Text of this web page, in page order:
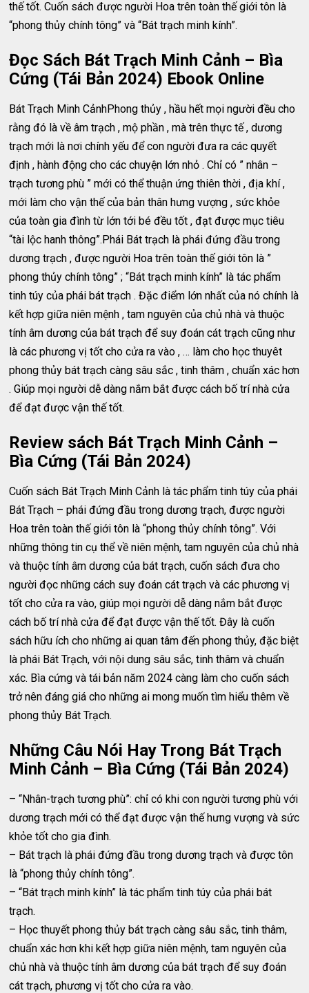
thế tốt. Cuốn sách được người Hoa trên toàn thế giới tôn là
“phong thủy chính tông” và “Bát trạch minh kính”.
Đọc Sách Bát Trạch Minh Cảnh – Bìa
Cứng (Tái Bản 2024) Ebook Online
Bát Trạch Minh CảnhPhong thủy , hầu hết mọi người đều cho
rằng đó là về âm trạch , mộ phần , mà trên thực tế , dương
trạch mới là nơi chính yếu để con người đưa ra các quyết
định , hành động cho các chuyện lớn nhỏ . Chỉ có ” nhân –
trạch tương phù ” mới có thể thuận ứng thiên thời , địa khí ,
mới làm cho vận thế của bản thân hưng vượng , sức khỏe
của toàn gia đình từ lớn tới bé đều tốt , đạt được mục tiêu
“tài lộc hanh thông”.Phái Bát trạch là phái đứng đầu trong
dương trạch , được người Hoa trên toàn thế giới tôn là ”
phong thủy chính tông” ; “Bát trạch minh kính” là tác phẩm
tinh túy của phái bát trạch . Đặc điểm lớn nhất của nó chính là
kết hợp giữa niên mệnh , tam nguyên của chủ nhà và thuộc
tính âm dương của bát trạch để suy đoán cát trạch cũng như
là các phương vị tốt cho cửa ra vào , … làm cho học thuyêt
phong thủy bát trạch càng sâu sắc , tinh thâm , chuẩn xác hơn
. Giúp mọi người dễ dàng nắm bắt được cách bố trí nhà cửa
để đạt được vận thế tốt.
Review sách Bát Trạch Minh Cảnh –
Bìa Cứng (Tái Bản 2024)
Cuốn sách Bát Trạch Minh Cảnh là tác phẩm tinh túy của phái
Bát Trạch – phái đứng đầu trong dương trạch, được người
Hoa trên toàn thế giới tôn là “phong thủy chính tông”. Với
những thông tin cụ thể về niên mệnh, tam nguyên của chủ nhà
và thuộc tính âm dương của bát trạch, cuốn sách đưa cho
người đọc những cách suy đoán cát trạch và các phương vị
tốt cho cửa ra vào, giúp mọi người dễ dàng nắm bắt được
cách bố trí nhà cửa để đạt được vận thế tốt. Đây là cuốn
sách hữu ích cho những ai quan tâm đến phong thủy, đặc biệt
là phái Bát Trạch, với nội dung sâu sắc, tinh thâm và chuẩn
xác. Bìa cứng và tái bản năm 2024 càng làm cho cuốn sách
trở nên đáng giá cho những ai mong muốn tìm hiểu thêm về
phong thủy Bát Trạch.
Những Câu Nói Hay Trong Bát Trạch
Minh Cảnh – Bìa Cứng (Tái Bản 2024)
– “Nhân-trạch tương phù”: chỉ có khi con người tương phù với
dương trạch mới có thể đạt được vận thế hưng vượng và sức
khỏe tốt cho gia đình.
– Bát trạch là phái đứng đầu trong dương trạch và được tôn
là “phong thủy chính tông”.
– “Bát trạch minh kính” là tác phẩm tinh túy của phái bát
trạch.
– Học thuyết phong thủy bát trạch càng sâu sắc, tinh thâm,
chuẩn xác hơn khi kết hợp giữa niên mệnh, tam nguyên của
chủ nhà và thuộc tính âm dương của bát trạch để suy đoán
cát trạch, phương vị tốt cho cửa ra vào.